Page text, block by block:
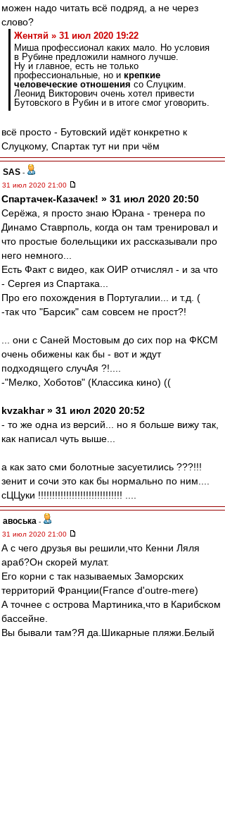
можен надо читать всё подряд, а не через
слово?
Жентяй » 31 июл 2020 19:22
Миша профессионал каких мало. Но условия
в Рубине предложили намного лучше.
Ну и главное, есть не только
профессиональные, но и крепкие
человеческие отношения со Слуцким.
Леонид Викторович очень хотел привести
Бутовского в Рубин и в итоге смог уговорить.
всё просто - Бутовский идёт конкретно к
Слуцкому, Спартак тут ни при чём
SAS -
31 июл 2020 21:00
Спартачек-Казачек! » 31 июл 2020 20:50
Серёжа, я просто знаю Юрана - тренера по
Динамо Ставрполь, когда он там тренировал и
что простые болельщики их рассказывали про
него немного...
Есть Факт с видео, как ОИР отчислял - и за что
- Сергея из Спартака...
Про его похождения в Португалии... и т.д. (
-так что "Барсик" сам совсем не прост?!
... они с Саней Мостовым до сих пор на ФКСМ
очень обижены как бы - вот и ждут
подходящего случАя ?!....
-"Мелко, Хоботов" (Классика кино) ((
kvzakhar » 31 июл 2020 20:52
- то же одна из версий... но я больше вижу так,
как написал чуть выше...
а как зато сми болотные засуетились ???!!!
зенит и сочи это как бы нормально по ним....
сЦЦуки !!!!!!!!!!!!!!!!!!!!!!!!!!!!!! ....
авоська -
31 июл 2020 21:00
А с чего друзья вы решили,что Кенни Ляля
араб?Он скорей мулат.
Его корни с так называемых Заморских
территорий Франции(France d'outre-mere)
А точнее с острова Мартиника,что в Карибском
бассейне.
Вы бывали там?Я да.Шикарные пляжи.Белый